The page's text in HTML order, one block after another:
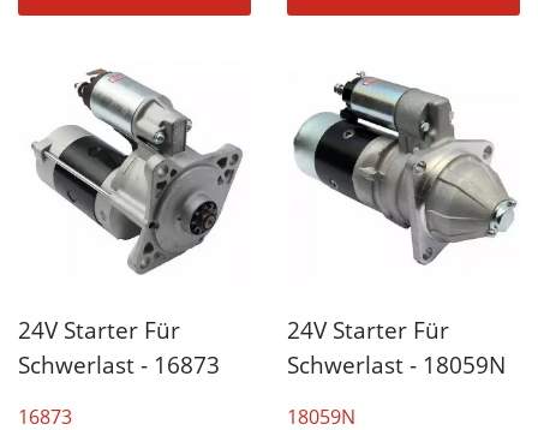
24V Starter Für
Schwerlast - 16873
16873
24V Starter Für
Schwerlast - 18059N
18059N